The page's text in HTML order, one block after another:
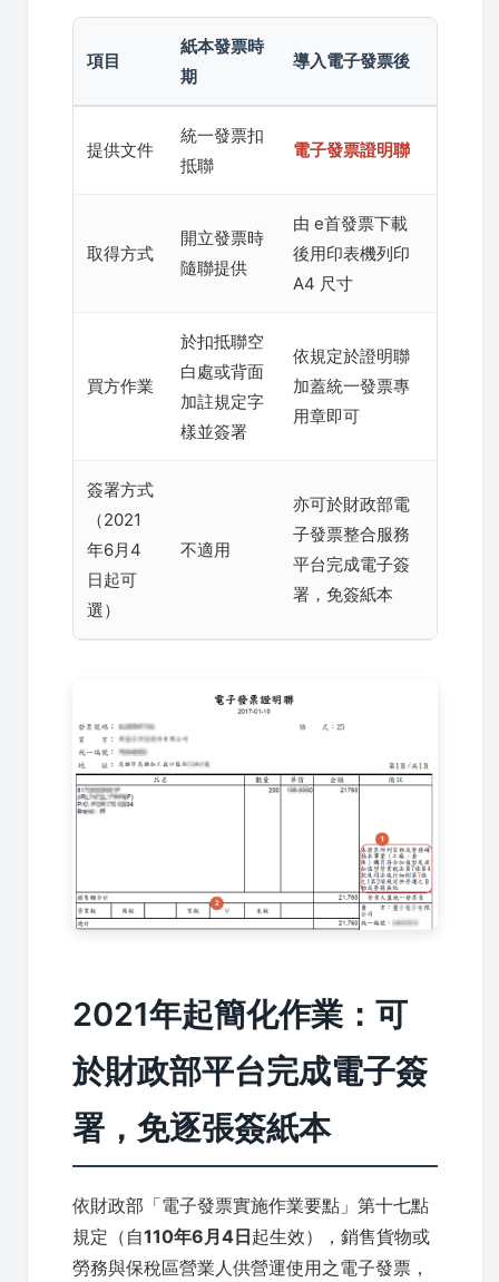
項目
紙本發票時
期
導入電子發票後
提供文件
統一發票扣
抵聯
電子發票證明聯
取得方式
開立發票時
隨聯提供
由 e首發票下載
後用印表機列印
A4 尺寸
買方作業
於扣抵聯空
白處或背面
加註規定字
樣並簽署
依規定於證明聯
加蓋統一發票專
用章即可
簽署方式
（2021
年6月4
日起可
選）
不適用
亦可於財政部電
子發票整合服務
平台完成電子簽
署，免簽紙本
2021年起簡化作業：可
於財政部平台完成電子簽
署，免逐張簽紙本
依財政部「電子發票實施作業要點」第十七點
規定（自110年6月4日起生效），銷售貨物或
勞務與保稅區營業人供營運使用之電子發票，